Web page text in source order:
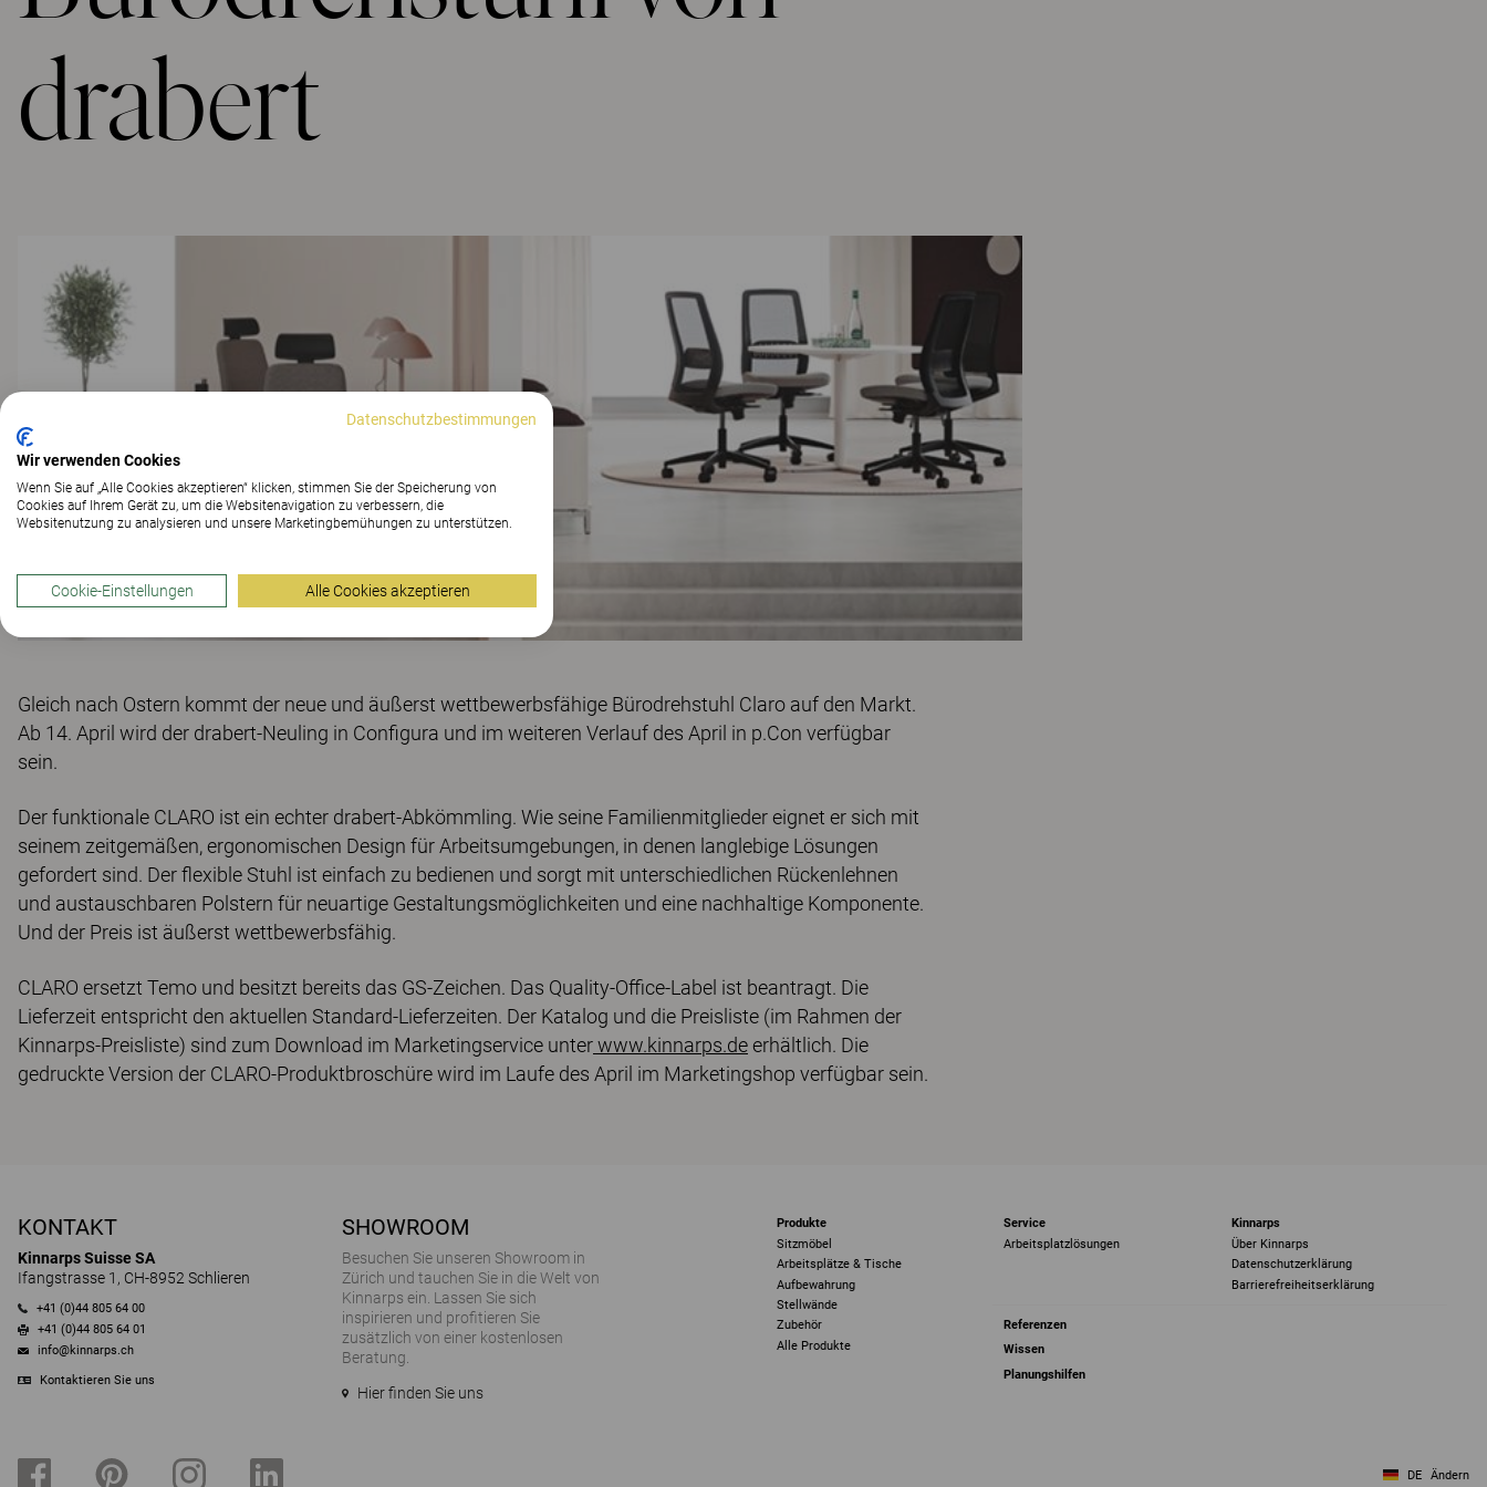
drabert
Gleich nach Ostern kommt der neue und äußerst wettbewerbsfähige Bürodrehstuhl Claro auf den Markt.
Ab 14. April wird der drabert-Neuling in Configura und im weiteren Verlauf des April in p.Con verfügbar
sein.
Der funktionale CLARO ist ein echter drabert-Abkömmling. Wie seine Familienmitglieder eignet er sich mit
seinem zeitgemäßen, ergonomischen Design für Arbeitsumgebungen, in denen langlebige Lösungen
gefordert sind. Der flexible Stuhl ist einfach zu bedienen und sorgt mit unterschiedlichen Rückenlehnen
und austauschbaren Polstern für neuartige Gestaltungsmöglichkeiten und eine nachhaltige Komponente.
Und der Preis ist äußerst wettbewerbsfähig.
CLARO ersetzt Temo und besitzt bereits das GS-Zeichen. Das Quality-Office-Label ist beantragt. Die
Lieferzeit entspricht den aktuellen Standard-Lieferzeiten. Der Katalog und die Preisliste (im Rahmen der
Kinnarps-Preisliste) sind zum Download im Marketingservice unterwww.kinnarps.deerhältlich. Die
gedruckte Version der CLARO-Produktbroschüre wird im Laufe des April im Marketingshop verfügbar sein.
KONTAKT
Kinnarps Suisse SA
Ifangstrasse 1, CH-8952 Schlieren
+41 (0)44 805 64 00
+41 (0)44 805 64 01
info@kinnarps.ch
Kontaktieren Sie uns
SHOWROOM
Besuchen Sie unseren Showroom in
Zürich und tauchen Sie in die Welt von
Kinnarps ein. Lassen Sie sich
inspirieren und profitieren Sie
zusätzlich von einer kostenlosen
Beratung.
Hier finden Sie uns
Produkte
Sitzmöbel
Arbeitsplätze & Tische
Aufbewahrung
Stellwände
Zubehör
Alle Produkte
Service
Arbeitsplatzlösungen
Kinnarps
Über Kinnarps
Datenschutzerklärung
Barrierefreiheits­erklärung
Referenzen
Wissen
Planungshilfen
DE Ändern
Datenschutzbestimmungen
Wir verwenden Cookies
Wenn Sie auf „Alle Cookies akzeptieren“ klicken, stimmen Sie der Speicherung von
Cookies auf Ihrem Gerät zu, um die Websitenavigation zu verbessern, die
Websitenutzung zu analysieren und unsere Marketingbemühungen zu unterstützen.
Cookie-Einstellungen Alle Cookies akzeptieren